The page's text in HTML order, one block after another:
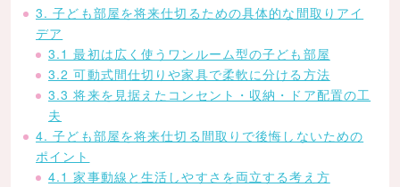
3. 子ども部屋を将来仕切るための具体的な間取りアイ
デア
3.1 最初は広く使うワンルーム型の子ども部屋
3.2 可動式間仕切りや家具で柔軟に分ける方法
3.3 将来を見据えたコンセント・収納・ドア配置の工
夫
4. 子ども部屋を将来仕切る間取りで後悔しないための
ポイント
4.1 家事動線と生活しやすさを両立する考え方